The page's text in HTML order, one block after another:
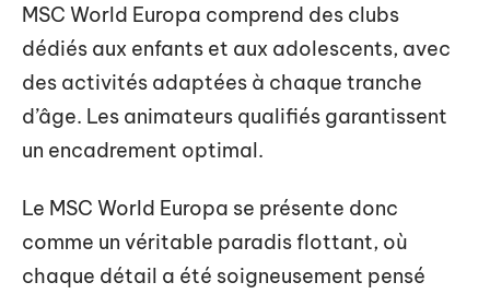
MSC World Europa comprend des clubs
dédiés aux enfants et aux adolescents, avec
des activités adaptées à chaque tranche
d’âge. Les animateurs qualifiés garantissent
un encadrement optimal.
Le MSC World Europa se présente donc
comme un véritable paradis flottant, où
chaque détail a été soigneusement pensé